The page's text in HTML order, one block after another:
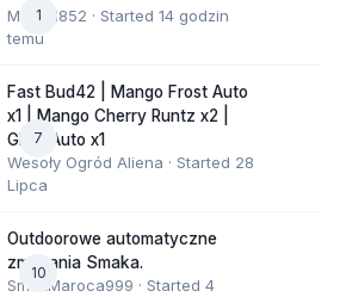
1
Marcel852 · Started 14 godzin
temu
7
Fast Bud42 | Mango Frost Auto
x1 | Mango Cherry Runtz x2 |
GMO Auto x1
Wesoły Ogród Aliena · Started 28
Lipca
10
Outdoorowe automatyczne
zmagania Smaka.
SmakMaroca999 · Started 4